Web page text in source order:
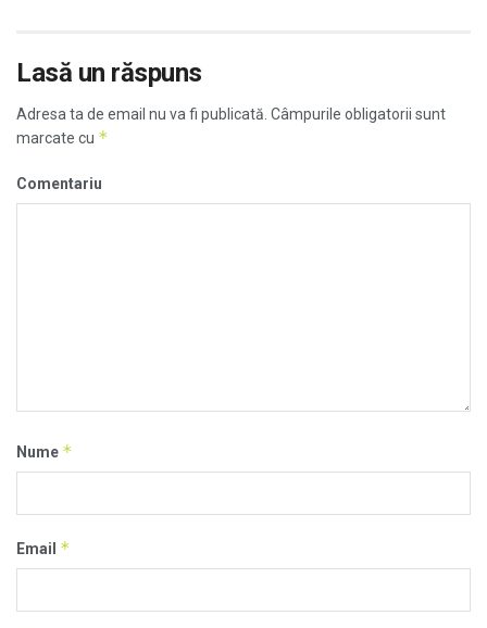
Lasă un răspuns
Adresa ta de email nu va fi publicată. Câmpurile obligatorii sunt
marcate cu *
Comentariu
Nume *
Email *